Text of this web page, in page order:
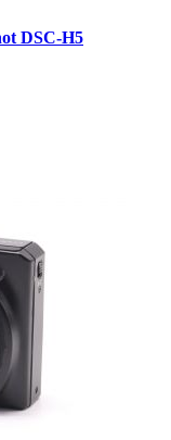
DSC-H5